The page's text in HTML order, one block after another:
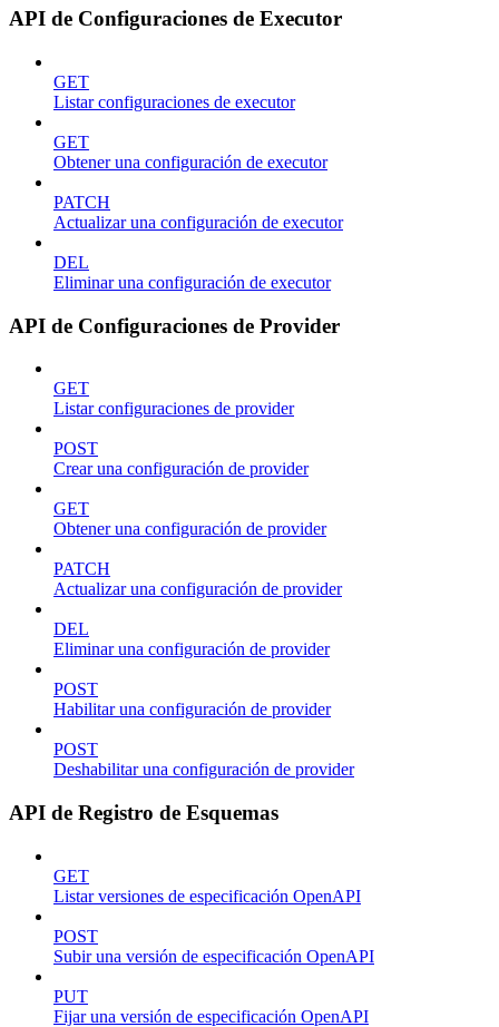
API de Configuraciones de Executor
GET
Listar configuraciones de executor
GET
Obtener una configuración de executor
PATCH
Actualizar una configuración de executor
DEL
Eliminar una configuración de executor
API de Configuraciones de Provider
GET
Listar configuraciones de provider
POST
Crear una configuración de provider
GET
Obtener una configuración de provider
PATCH
Actualizar una configuración de provider
DEL
Eliminar una configuración de provider
POST
Habilitar una configuración de provider
POST
Deshabilitar una configuración de provider
API de Registro de Esquemas
GET
Listar versiones de especificación OpenAPI
POST
Subir una versión de especificación OpenAPI
PUT
Fijar una versión de especificación OpenAPI